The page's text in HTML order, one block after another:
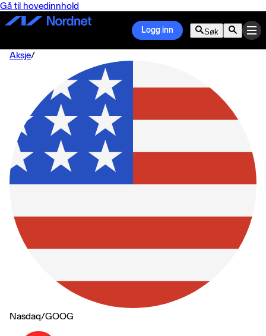
Gå til hovedinnhold
Logg inn Søk
Aksje/
Nasdaq/GOOG